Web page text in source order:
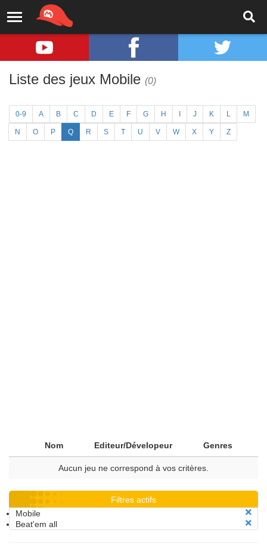
Liste des jeux Mobile (0)
0-9 A B C D E F G H J K L M
N O P Q R S T U V W X Y Z
Nom Editeur/Dévelopeur Genres
Aucun jeu ne correspond à vos critères.
Filtres actifs
Mobile
Beat'em all